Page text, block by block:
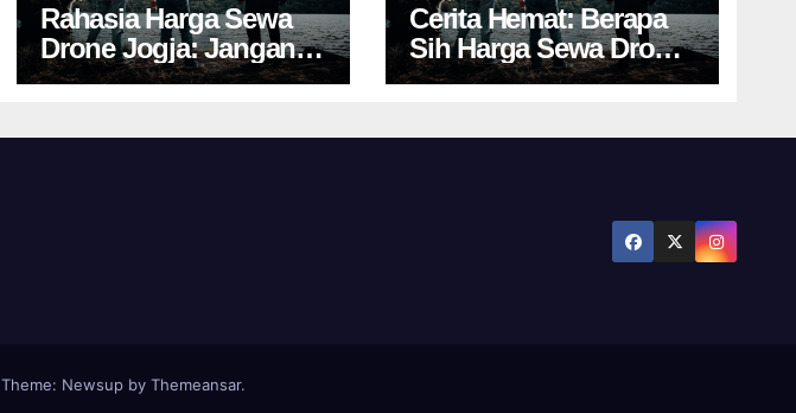
Rahasia Harga Sewa
Drone Jogja: Jangan
Salah Pilih, Rugi!
Cerita Hemat: Berapa
Sih Harga Sewa Drone
Yogyakarta?
Theme: Newsupby Themeansar.